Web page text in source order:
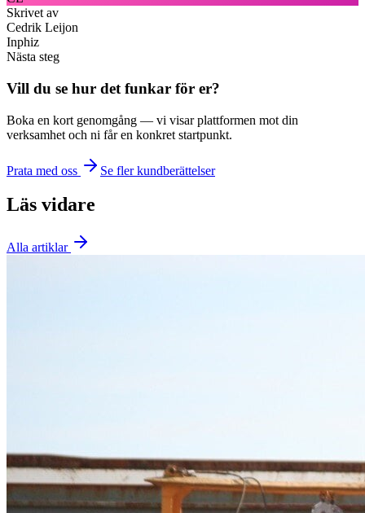
Skrivet av
Cedrik Leijon
Inphiz
Nästa steg
Vill du se hur det funkar för er?
Boka en kort genomgång — vi visar plattformen mot din
verksamhet och ni får en konkret startpunkt.
Prata med oss Se fler kundberättelser
Läs vidare
Alla artiklar